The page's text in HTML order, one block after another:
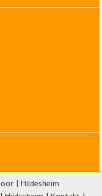
| Hildesheim